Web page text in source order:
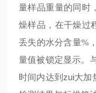
量样品重量的同时
燥样品，在干燥过
丢失的水分含量%
量值被锁定显示。
时间内达到zui大加